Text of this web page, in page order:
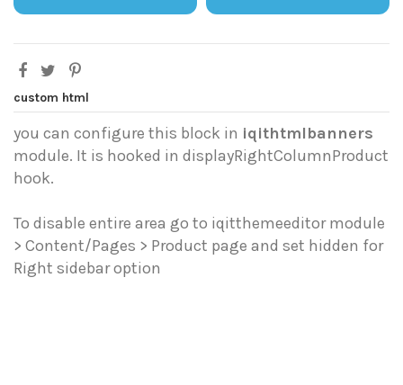
custom html
you can configure this block in iqithtmlbanners
module. It is hooked in displayRightColumnProduct
hook.
To disable entire area go to iqitthemeeditor module
> Content/Pages > Product page and set hidden for
Right sidebar option